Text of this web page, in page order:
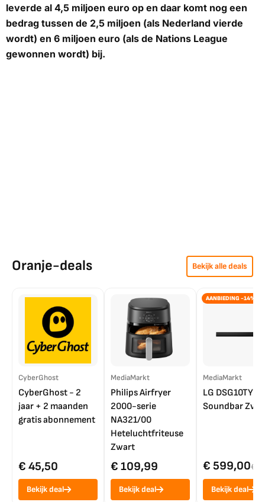
leverde al 4,5 miljoen euro op en daar komt nog een
bedrag tussen de 2,5 miljoen (als Nederland vierde
wordt) en 6 miljoen euro (als de Nations League
gewonnen wordt) bij.
Oranje-deals Bekijk alle deals
CyberGhost
CyberGhost - 2
jaar + 2 maanden
gratis abonnement
€ 45,50
Bekijk deal
MediaMarkt
Philips Airfryer
2000-serie
NA321/00
Heteluchtfriteuse
Zwart
€ 109,99
Bekijk deal
AANBIEDING -14%
MediaMarkt
LG DSG10TY
Soundbar
€ 599,00€
Bekijk deal